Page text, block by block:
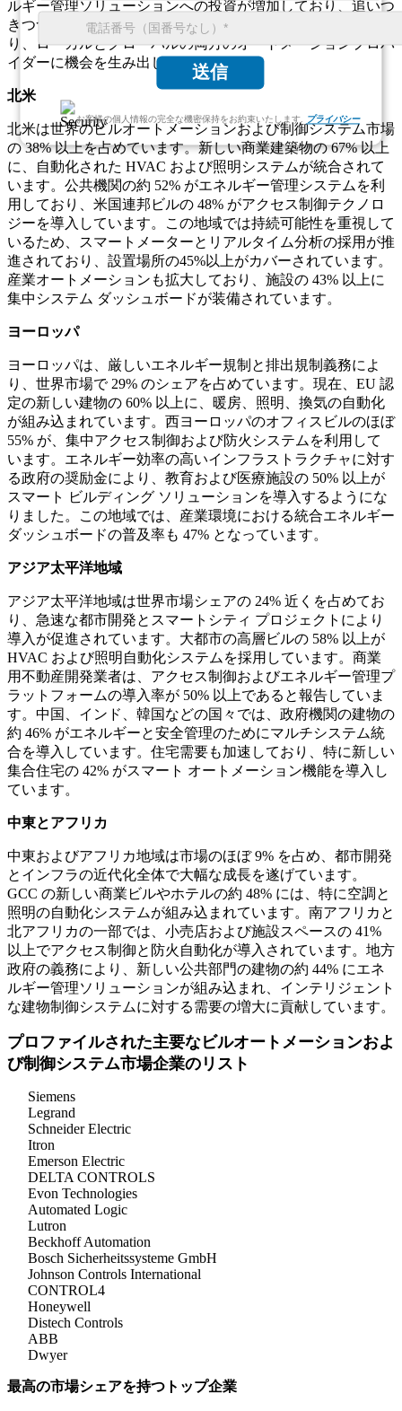
送信
お客様の個人情報の完全な機密保持をお約束いたします. プライバシー
ルギー管理ソリューションへの投資が増加しており、追いつ
きつつあります。各地域は世界的な需要に大きく貢献してお
り、ローカルとグローバルの両方のオートメーションプロバ
イダーに機会を生み出しています。
北米
北米は世界のビルオートメーションおよび制御システム市場
の 38% 以上を占めています。新しい商業建築物の 67% 以上
に、自動化された HVAC および照明システムが統合されて
います。公共機関の約 52% がエネルギー管理システムを利
用しており、米国連邦ビルの 48% がアクセス制御テクノロ
ジーを導入しています。この地域では持続可能性を重視して
いるため、スマートメーターとリアルタイム分析の採用が推
進されており、設置場所の45%以上がカバーされています。
産業オートメーションも拡大しており、施設の 43% 以上に
集中システム ダッシュボードが装備されています。
ヨーロッパ
ヨーロッパは、厳しいエネルギー規制と排出規制義務によ
り、世界市場で 29% のシェアを占めています。現在、EU 認
定の新しい建物の 60% 以上に、暖房、照明、換気の自動化
が組み込まれています。西ヨーロッパのオフィスビルのほぼ
55% が、集中アクセス制御および防火システムを利用して
います。エネルギー効率の高いインフラストラクチャに対す
る政府の奨励金により、教育および医療施設の 50% 以上が
スマート ビルディング ソリューションを導入するようにな
りました。この地域では、産業環境における統合エネルギー
ダッシュボードの普及率も 47% となっています。
アジア太平洋地域
アジア太平洋地域は世界市場シェアの 24% 近くを占めてお
り、急速な都市開発とスマートシティ プロジェクトにより
導入が促進されています。大都市の高層ビルの 58% 以上が
HVAC および照明自動化システムを採用しています。商業
用不動産開発業者は、アクセス制御およびエネルギー管理プ
ラットフォームの導入率が 50% 以上であると報告していま
す。中国、インド、韓国などの国々では、政府機関の建物の
約 46% がエネルギーと安全管理のためにマルチシステム統
合を導入しています。住宅需要も加速しており、特に新しい
集合住宅の 42% がスマート オートメーション機能を導入し
ています。
中東とアフリカ
中東およびアフリカ地域は市場のほぼ 9% を占め、都市開発
とインフラの近代化全体で大幅な成長を遂げています。
GCC の新しい商業ビルやホテルの約 48% には、特に空調と
照明の自動化システムが組み込まれています。南アフリカと
北アフリカの一部では、小売店および施設スペースの 41%
以上でアクセス制御と防火自動化が導入されています。地方
政府の義務により、新しい公共部門の建物の約 44% にエネ
ルギー管理ソリューションが組み込まれ、インテリジェント
な建物制御システムに対する需要の増大に貢献しています。
プロファイルされた主要なビルオートメーションおよ
び制御システム市場企業のリスト
Siemens
Legrand
Schneider Electric
Itron
Emerson Electric
DELTA CONTROLS
Evon Technologies
Automated Logic
Lutron
Beckhoff Automation
Bosch Sicherheitssysteme GmbH
Johnson Controls International
CONTROL4
Honeywell
Distech Controls
ABB
Dwyer
最高の市場シェアを持つトップ企業